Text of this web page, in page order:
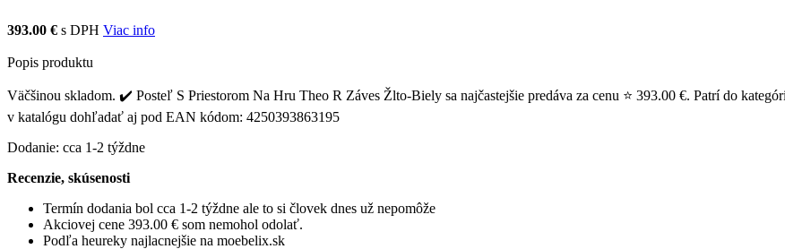
393.00 € s DPH Viac info
Popis produktu
Väčšinou skladom. ✔️ Posteľ S Priestorom Na Hru Theo R Záves Žlto-Biely sa najčastejšie predáva za cenu ⭐ 393.00 €. Patrí do
v katalógu dohľadať aj pod EAN kódom: 4250393863195
Dodanie: cca 1-2 týždne
Recenzie, skúsenosti
Termín dodania bol cca 1-2 týždne ale to si človek dnes už nepomôže
Akciovej cene 393.00 € som nemohol odolať.
Podľa heureky najlacnejšie na moebelix.sk